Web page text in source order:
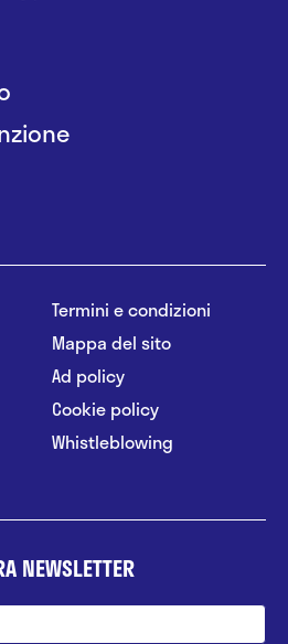
Termini e condizioni
Mappa del sito
Ad policy
Cookie policy
Whistleblowing
NEWSLETTER